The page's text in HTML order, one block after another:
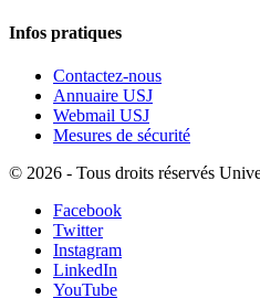
Infos pratiques
Contactez-nous
Annuaire USJ
Webmail USJ
Mesures de sécurité
© 2026 - Tous droits réservés
Facebook
Twitter
Instagram
LinkedIn
YouTube